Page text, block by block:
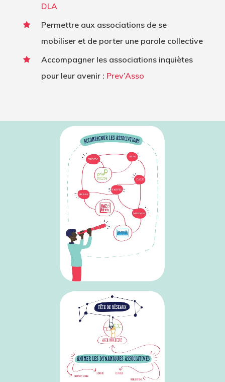
DLA
Permettre aux associations de se
mobiliser et de porter une parole collective
Accompagner les associations inquiètes
pour leur avenir : Prev’Asso